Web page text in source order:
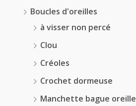
Boucles d'oreilles
à visser non percé
Clou
Créoles
Crochet dormeuse
Manchette bague oreille